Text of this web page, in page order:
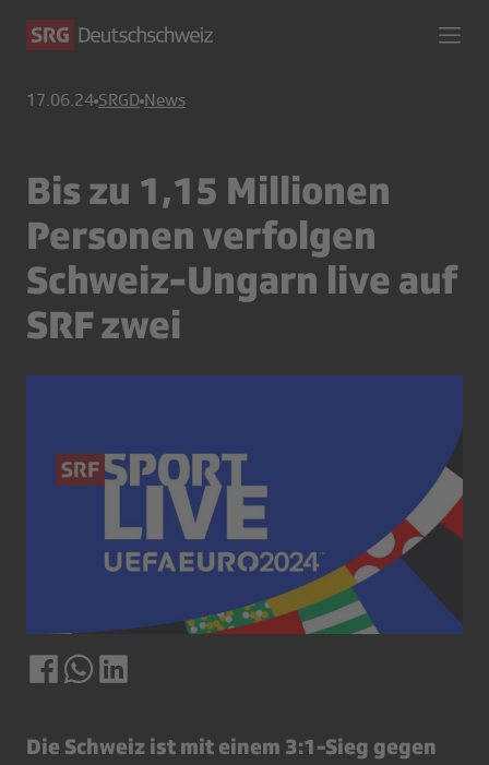
17.06.24 SRGD News
Bis zu 1,15 Millionen
Personen verfolgen
Schweiz-Ungarn live auf
SRF zwei
Die Schweiz ist mit einem 3:1-Sieg gegen